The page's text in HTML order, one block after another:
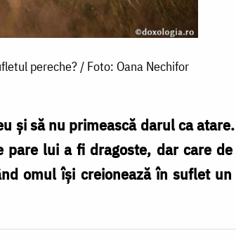
pereche? / Foto: Oana Nechifor
și să nu primească darul ca
lui a fi dragoste, dar care
omul își creionează în suflet